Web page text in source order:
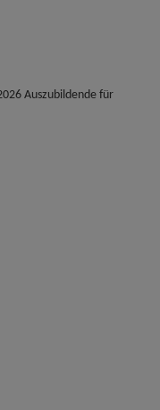
Auszubildende für